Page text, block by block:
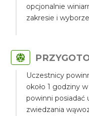
opcjonalnie
zakresie i wyborze
Uczestnicy
około 1 godziny
powinni posiadać
zwiedzania